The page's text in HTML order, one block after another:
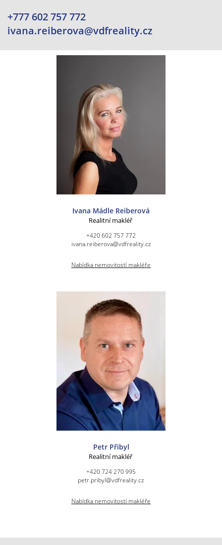
+777 602 757 772
ivana.reiberova@vdfreality.cz
Ivana Mádle Reiberová
Realitní makléř
+420 602 757 772
ivana.reiberova@vdfreality.cz
Nabídka nemovitostí makléře
Petr Přibyl
Realitní makléř
+420 724 270 995
petr.pribyl@vdfreality.cz
Nabídka nemovitostí makléře